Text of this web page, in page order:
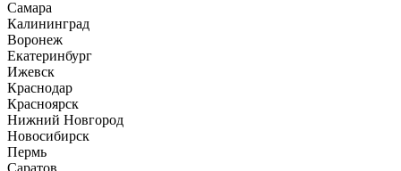
Самара
Калининград
Воронеж
Екатеринбург
Ижевск
Краснодар
Красноярск
Нижний Новгород
Новосибирск
Пермь
Саратов